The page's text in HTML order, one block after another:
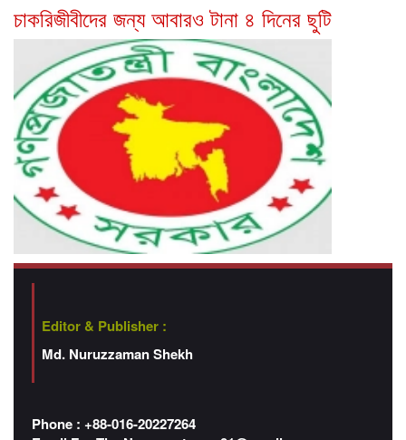
চাকরিজীবীদের জন্য আবারও টানা ৪ দিনের ছুটি
Editor & Publisher :
Md. Nuruzzaman Shekh
Phone : +88-016-20227264